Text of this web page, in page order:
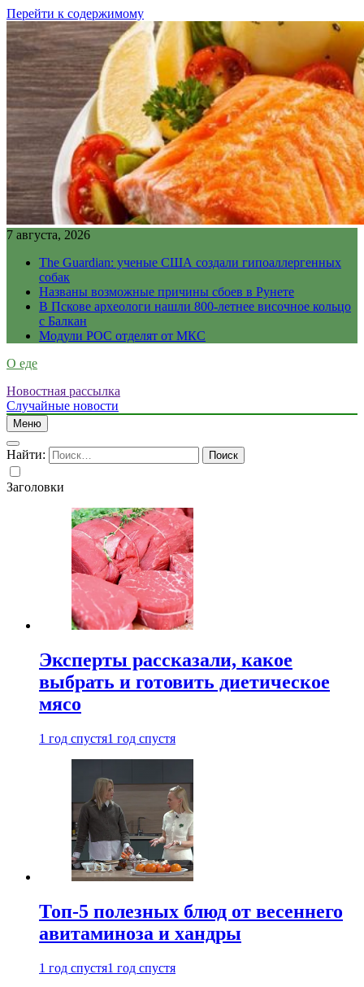
Перейти к содержимому
7 августа, 2026
The Guardian: ученые США создали гипоаллергенных
собак
Названы возможные причины сбоев в Рунете
В Пскове археологи нашли 800-летнее височное кольцо
с Балкан
Модули РОС отделят от МКС
О еде
Новостная рассылка
Случайные новости
Меню
Найти:
Заголовки
Эксперты рассказали, какое
выбрать и готовить диетическое
мясо
1 год спустя1 год спустя
Топ-5 полезных блюд от весеннего
авитаминоза и хандры
1 год спустя1 год спустя